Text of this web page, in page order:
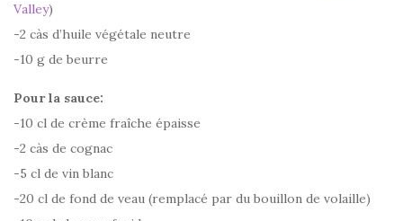
Valley)
-2 càs d’huile végétale neutre
-10 g de beurre
Pour la sauce:
-10 cl de crème fraîche épaisse
-2 càs de cognac
-5 cl de vin blanc
-20 cl de fond de veau (remplacé par du bouillon de volaille)